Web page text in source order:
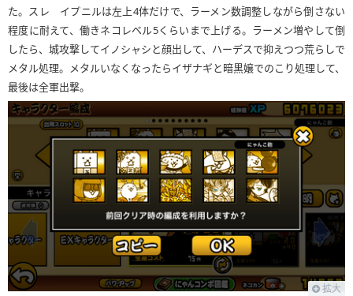
た。スレ イプニルは左上4体だけで、ラーメン数調整しながら倒さない
程度に耐えて、働きネコレベル5くらいまで上げる。ラーメン増やして倒
したら、城攻撃してイノシャシと顔出して、ハーデスで抑えつつ荒らしで
メタル処理。メタルいなくなったらイザナギと暗黒嬢でのこり処理して、
最後は全軍出撃。
拡大